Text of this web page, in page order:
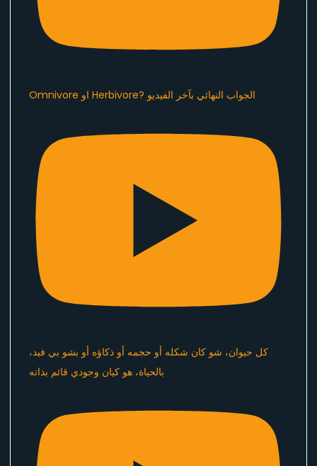
Omnivore او Herbivore? الجواب النهائي بآخر الفيديو
كل حيوان، شو كان شكله أو حجمه أو ذكاؤه أو بشو بي فيد،
بالحياة، هو كيان وجودي قائم بذاته